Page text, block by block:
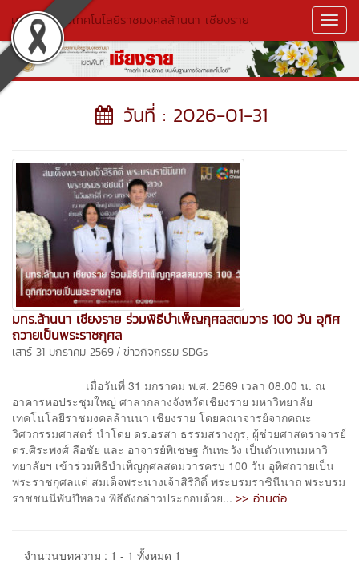
มหาวิทยาลัยเทคโนโลยีราชมงคลล้านนา เชียงราย
วันที่ : 2026-01-31
มทร.ล้านนา เชียงราย ร่วมพิธีบำเพ็ญกุศลสตมวาร 100 วัน อุทิศ
ถวายเป็นพระราชกุศล
เสาร์ 31 มกราคม 2569 / ข่าวกิจกรรมSDGs
เมื่อวันที่ 31 มกราคม พ.ศ. 2569 เวลา 08.00 น. ณ
อาคารหอประชุมใหญ่ ศาลากลางจังหวัดเชียงราย มหาวิทยาลัย
เทคโนโลยีราชมงคลล้านนา เชียงราย โดยคณาจารย์จากคณะ
วิศวกรรมศาสตร์ นำโดย ดร.อรสา ธรรมสรางกูร, ผู้ช่วยศาสตราจารย์
ดร.ศิระพงศ์ ลือชัย และ อาจารย์พิเชษฐ กันทะวัง เป็นตัวแทนมหาวิ
ทยาลัยฯ เข้าร่วมพิธีบำเพ็ญกุศลสตมวารครบ 100 วัน อุทิศถวายเป็น
พระราชกุศลแด่ สมเด็จพระนางเจ้าสิริกิติ์ พระบรมราชินีนาถ พระบรม
ราชชนนีพันปีหลวง พิธีดังกล่าวประกอบด้วย... >> อ่านต่อ
จำนวนบทความ : 1 - 1 ทั้งหมด 1